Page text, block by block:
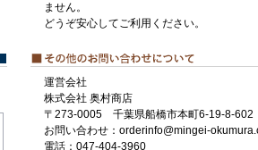
ません。
どうぞ安心してご利用ください。
運営会社
株式会社 奥村商店
〒273-0005 千葉県船橋市本町6-19-8-602
お問い合わせ：orderinfo@mingei-
電話：047-404-3960